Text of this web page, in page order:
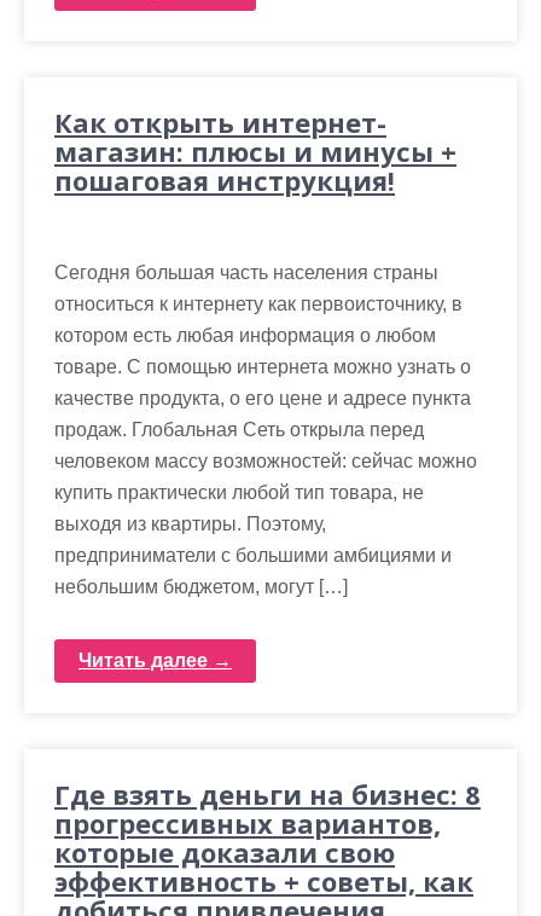
Как открыть интернет-
магазин: плюсы и минусы +
пошаговая инструкция!
Сегодня большая часть населения страны
относиться к интернету как первоисточнику, в
котором есть любая информация о любом
товаре. С помощью интернета можно узнать о
качестве продукта, о его цене и адресе пункта
продаж. Глобальная Сеть открыла перед
человеком массу возможностей: сейчас можно
купить практически любой тип товара, не
выходя из квартиры. Поэтому,
предприниматели с большими амбициями и
небольшим бюджетом, могут […]
Читать далее →
Где взять деньги на бизнес: 8
прогрессивных вариантов,
которые доказали свою
эффективность + советы, как